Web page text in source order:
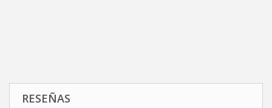
RESEÑAS